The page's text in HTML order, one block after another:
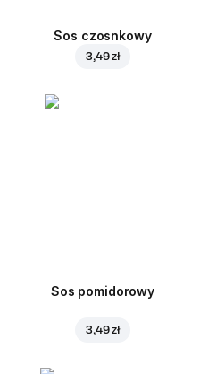
Sos czosnkowy
3,49 zł
Sos pomidorowy
3,49 zł